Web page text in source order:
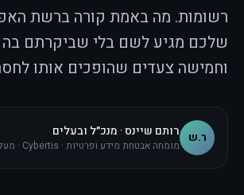
רשומות. מה באמת קורה ברשת
שלכם מגיע לשם בלי שביקרתם
וחמישה צעדים שהופכים אותו
ר.ש רותם שיינס · מנכ״ל ובעלים
מומחה אבטחת מידע ופרטיות · Cybertis · מעל 10 שנות ניסיון